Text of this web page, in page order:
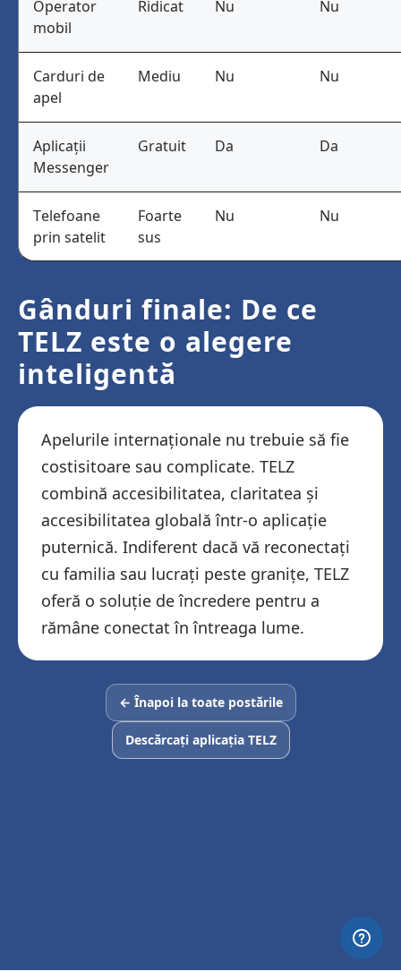
Operator
mobil
Ridicat Nu Nu
Carduri de
apel
Mediu Nu Nu
Aplicații
Messenger
Gratuit Da Da
Telefoane
prin satelit
Foarte
sus
Nu Nu
Gânduri finale: De ce
TELZ este o alegere
inteligentă
Apelurile internaționale nu trebuie să fie
costisitoare sau complicate. TELZ
combină accesibilitatea, claritatea și
accesibilitatea globală într-o aplicație
puternică. Indiferent dacă vă reconectați
cu familia sau lucrați peste granițe, TELZ
oferă o soluție de încredere pentru a
rămâne conectat în întreaga lume.
← Înapoi la toate postările
Descărcați aplicația TELZ